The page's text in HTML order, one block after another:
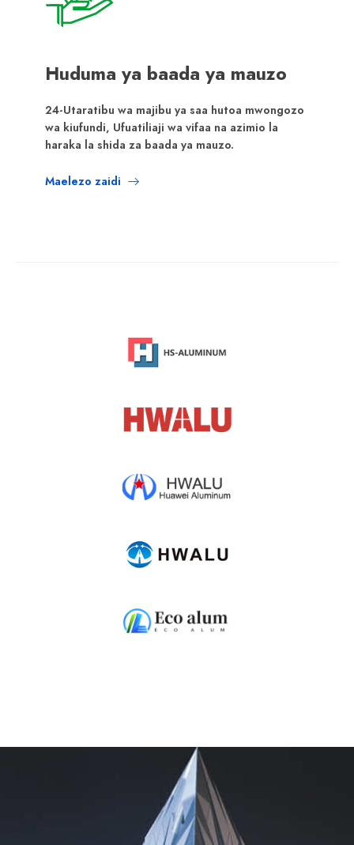
Huduma ya baada ya mauzo
24-Utaratibu wa majibu ya saa hutoa mwongozo
wa kiufundi, Ufuatiliaji wa vifaa na azimio la
haraka la shida za baada ya mauzo.
Maelezo zaidi